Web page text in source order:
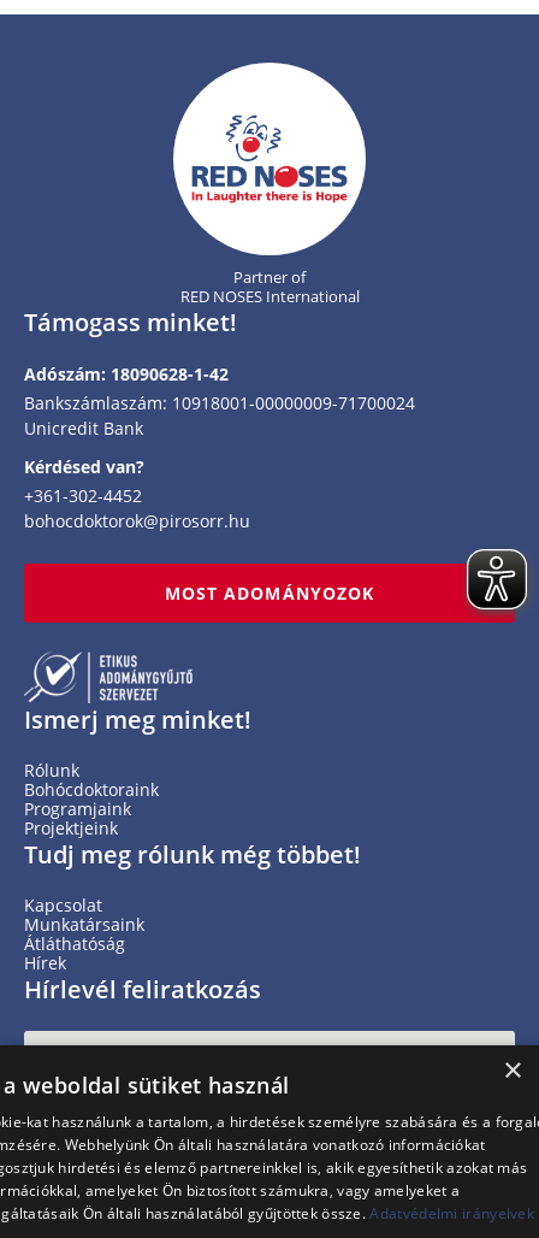
Partner of
RED NOSES International
Támogass minket!
Adószám: 18090628-1-42
Bankszámlaszám: 10918001-00000009-71700024
Unicredit Bank
Kérdésed van?
+361-302-4452
bohocdoktorok@pirosorr.hu
MOST ADOMÁNYOZOK
Ismerj meg minket!
Rólunk
Bohócdoktoraink
Programjaink
Projektjeink
Tudj meg rólunk még többet!
Kapcsolat
Munkatársaink
Átláthatóság
Hírek
Hírlevél feliratkozás
IRATKOZZ FEL
×
a weboldal sütiket használ
kat használunk a tartalom, a hirdetések személyre szabására és a
Webhelyünk Ön általi használatára vonatkozó információkat
hirdetési és elemző partnereinkkel is, akik egyesíthetik azokat más
amelyeket Ön biztosított számukra, vagy amelyeket a
Ön általi használatából gyűjtöttek össze.Adatvédelmi irányelvek